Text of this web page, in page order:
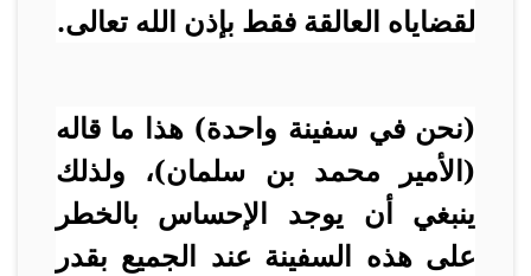
لقضاياه العالقة فقط بإذن الله تعالى.
(نحن في سفينة واحدة) هذا ما قاله
(الأمير محمد بن سلمان)، ولذلك
ينبغي أن يوجد الإحساس بالخطر
على هذه السفينة عند الجميع بقدر